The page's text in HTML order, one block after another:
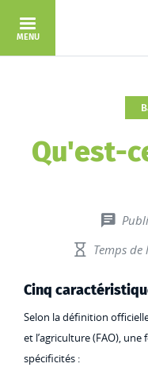
Aller au contenu
MENU
Qu'est-
Temps
Cinq
Selon la définition
et l’agriculture (FAO),
spécificités :